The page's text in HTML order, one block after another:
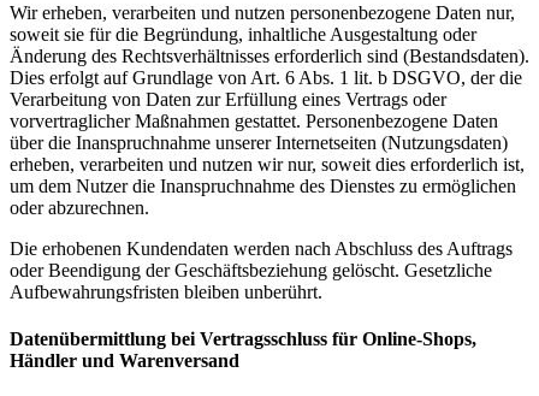
Wir erheben, verarbeiten und nutzen personenbezogene Daten nur,
soweit sie für die Begründung, inhaltliche Ausgestaltung oder
Änderung des Rechtsverhältnisses erforderlich sind (Bestandsdaten).
Dies erfolgt auf Grundlage von Art. 6 Abs. 1 lit. b DSGVO, der die
Verarbeitung von Daten zur Erfüllung eines Vertrags oder
vorvertraglicher Maßnahmen gestattet. Personenbezogene Daten
über die Inanspruchnahme unserer Internetseiten (Nutzungsdaten)
erheben, verarbeiten und nutzen wir nur, soweit dies erforderlich ist,
um dem Nutzer die Inanspruchnahme des Dienstes zu ermöglichen
oder abzurechnen.
Die erhobenen Kundendaten werden nach Abschluss des Auftrags
oder Beendigung der Geschäftsbeziehung gelöscht. Gesetzliche
Aufbewahrungsfristen bleiben unberührt.
Datenübermittlung bei Vertragsschluss für Online-Shops,
Händler und Warenversand